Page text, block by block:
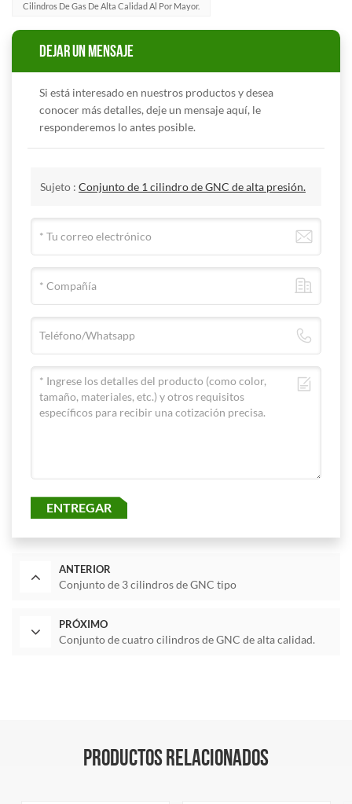
Cilindros De Gas De Alta Calidad Al Por Mayor.
DEJAR UN MENSAJE
Si está interesado en nuestros productos y desea
conocer más detalles, deje un mensaje aquí, le
responderemos lo antes posible.
Sujeto : Conjunto de 1 cilindro de GNC de alta presión.
ENTREGAR
ANTERIOR
Conjunto de 3 cilindros de GNC tipo
PRÓXIMO
Conjunto de cuatro cilindros de GNC de alta calidad.
PRODUCTOS RELACIONADOS